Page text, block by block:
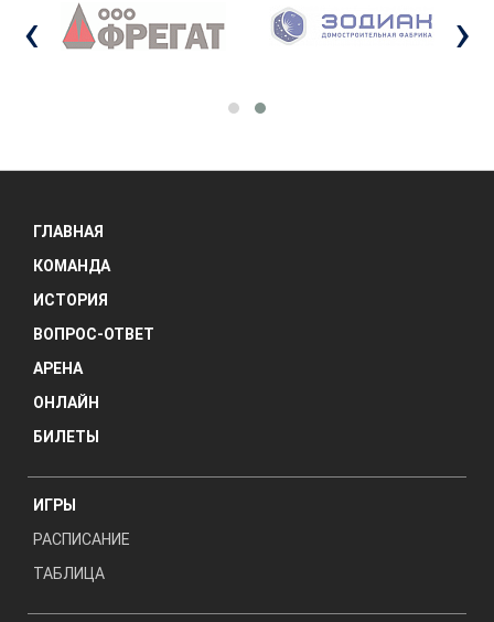
‹ ›
ГЛАВНАЯ
КОМАНДА
ИСТОРИЯ
ВОПРОС-ОТВЕТ
АРЕНА
ОНЛАЙН
БИЛЕТЫ
ИГРЫ
РАСПИСАНИЕ
ТАБЛИЦА